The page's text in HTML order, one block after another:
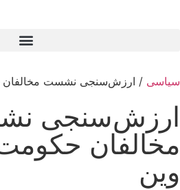
سیاسی / ارزش‌سنجی نشست مخالفان
ارزش‌سنجی
مخالفان
وین